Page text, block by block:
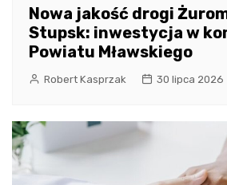
Nowa jakość drogi
Stupsk: inwestycja w
Powiatu Mławskiego
Robert Kasprzak 30 lipca 2026